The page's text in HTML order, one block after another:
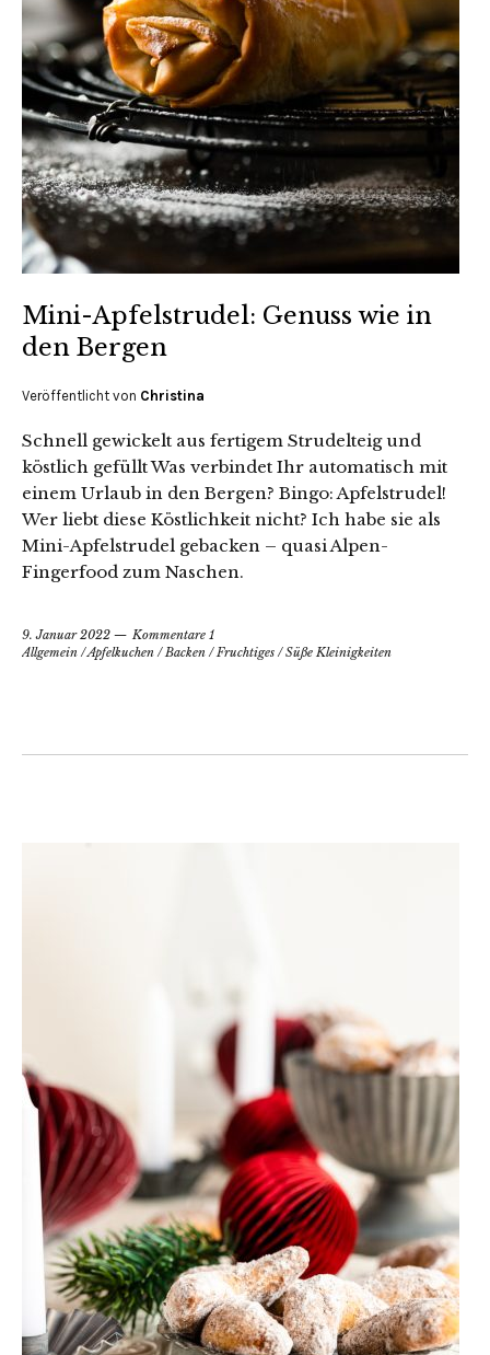
Mini-Apfelstrudel: Genuss wie in
den Bergen
Veröffentlicht von Christina
Schnell gewickelt aus fertigem Strudelteig und
köstlich gefüllt Was verbindet Ihr automatisch mit
einem Urlaub in den Bergen? Bingo: Apfelstrudel!
Wer liebt diese Köstlichkeit nicht? Ich habe sie als
Mini-Apfelstrudel gebacken – quasi Alpen-
Fingerfood zum Naschen.
9. Januar 2022
Kommentare 1
Allgemein /Apfelkuchen /Backen /Fruchtiges /Süße Kleinigkeiten